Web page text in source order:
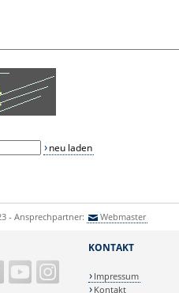
neu laden
- Ansprechpartner: Webmaster
KONTAKT
Impressum
Kontakt